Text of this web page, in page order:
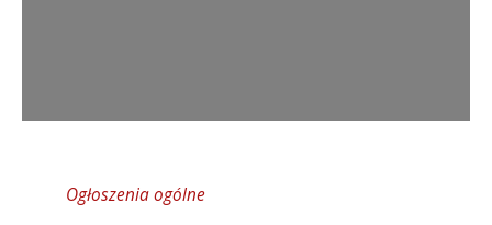
Ogłoszenia ogólne